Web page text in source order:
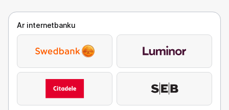
Ar internetbanku